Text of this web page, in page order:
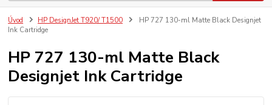
Úvod HP DesignJet T920/ T1500
HP 727 130-ml Matte Black Designjet
Ink Cartridge
HP 727 130-ml Matte Black
Designjet Ink Cartridge